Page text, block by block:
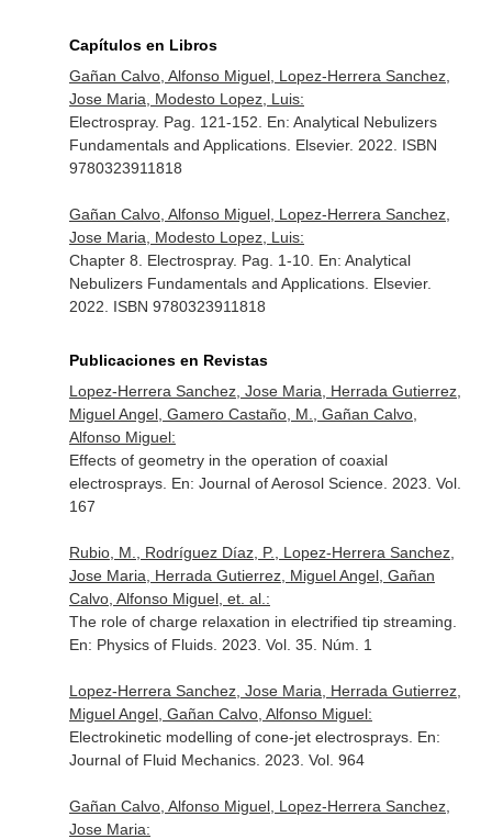
Capítulos en Libros
Gañan Calvo, Alfonso Miguel, Lopez-Herrera Sanchez,
Jose Maria, Modesto Lopez, Luis:
Electrospray. Pag. 121-152. En: Analytical Nebulizers
Fundamentals and Applications. Elsevier. 2022. ISBN
9780323911818
Gañan Calvo, Alfonso Miguel, Lopez-Herrera Sanchez,
Jose Maria, Modesto Lopez, Luis:
Chapter 8. Electrospray. Pag. 1-10. En: Analytical
Nebulizers Fundamentals and Applications. Elsevier.
2022. ISBN 9780323911818
Publicaciones en Revistas
Lopez-Herrera Sanchez, Jose Maria, Herrada Gutierrez,
Miguel Angel, Gamero Castaño, M., Gañan Calvo,
Alfonso Miguel:
Effects of geometry in the operation of coaxial
electrosprays. En: Journal of Aerosol Science. 2023. Vol.
167
Rubio, M., Rodríguez Díaz, P., Lopez-Herrera Sanchez,
Jose Maria, Herrada Gutierrez, Miguel Angel, Gañan
Calvo, Alfonso Miguel, et. al.:
The role of charge relaxation in electrified tip streaming.
En: Physics of Fluids. 2023. Vol. 35. Núm. 1
Lopez-Herrera Sanchez, Jose Maria, Herrada Gutierrez,
Miguel Angel, Gañan Calvo, Alfonso Miguel:
Electrokinetic modelling of cone-jet electrosprays. En:
Journal of Fluid Mechanics. 2023. Vol. 964
Gañan Calvo, Alfonso Miguel, Lopez-Herrera Sanchez,
Jose Maria: